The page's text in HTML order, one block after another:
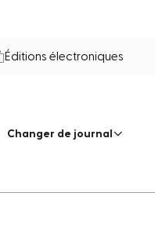
Éditions électroniques
Changer de journal